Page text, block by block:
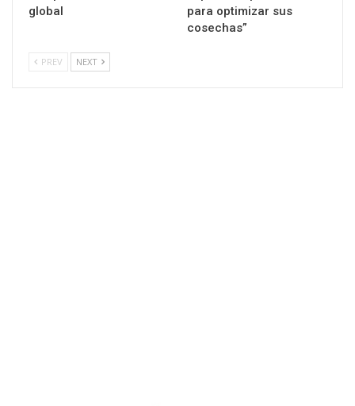
global
para optimizar sus
cosechas”
PREV NEXT